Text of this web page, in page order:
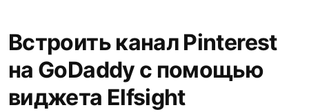
Встроить канал Pinterest
на GoDaddy с помощью
виджета Elfsight